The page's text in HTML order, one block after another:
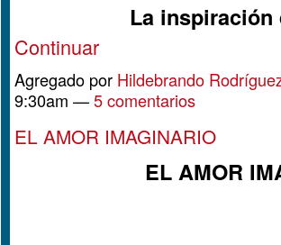
La
Continuar
Agregado por Hildebrando
9:30am —5 comentarios
EL AMOR IMAGINARIO
EL AMOR